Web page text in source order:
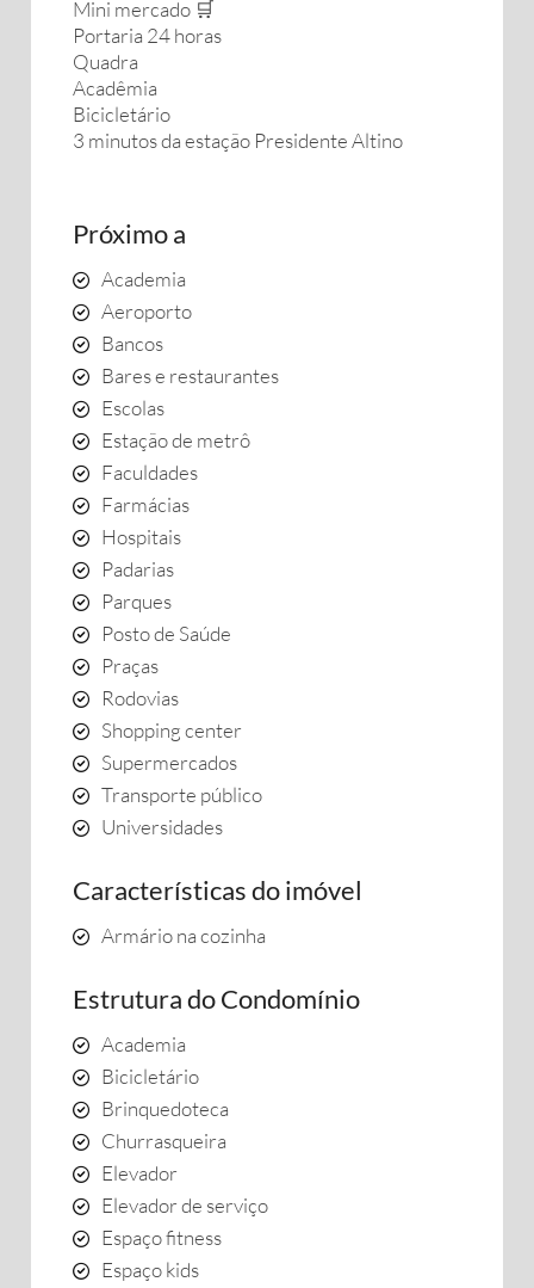
Mini mercado 🛒
Portaria 24 horas
Quadra
Acadêmia
Bicicletário
3 minutos da estação Presidente Altino
Próximo a
Academia
Aeroporto
Bancos
Bares e restaurantes
Escolas
Estação de metrô
Faculdades
Farmácias
Hospitais
Padarias
Parques
Posto de Saúde
Praças
Rodovias
Shopping center
Supermercados
Transporte público
Universidades
Características do imóvel
Armário na cozinha
Estrutura do Condomínio
Academia
Bicicletário
Brinquedoteca
Churrasqueira
Elevador
Elevador de serviço
Espaço fitness
Espaço kids